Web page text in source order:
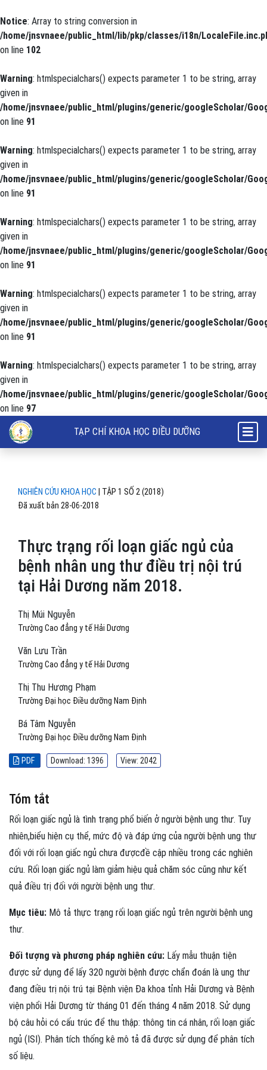
Notice: Array to string conversion in
/home/jnsvnaee/public_html/lib/pkp/classes/i18n/
on line 102
Warning: htmlspecialchars() expects parameter 1 to be string, array
given in
/home/jnsvnaee/public_html/plugins/generic/googleScholar/
on line 91
Warning: htmlspecialchars() expects parameter 1 to be string, array
given in
/home/jnsvnaee/public_html/plugins/generic/googleScholar/
on line 91
Warning: htmlspecialchars() expects parameter 1 to be string, array
given in
/home/jnsvnaee/public_html/plugins/generic/googleScholar/
on line 91
Warning: htmlspecialchars() expects parameter 1 to be string, array
given in
/home/jnsvnaee/public_html/plugins/generic/googleScholar/
on line 91
Warning: htmlspecialchars() expects parameter 1 to be string, array
given in
/home/jnsvnaee/public_html/plugins/generic/googleScholar/
on line 97
Thực trạng rối loạn giấc ngủ của bệnh nhân ung thư điều trị nội trú
TẠP CHÍ KHOA HỌC ĐIỀU DƯỠNG
NGHIÊN CỨU KHOA HỌC TẬP 1 SỐ 2 (2018)
Thực trạng rối loạn giấc ngủ của
bệnh nhân ung thư điều trị nội trú
tại Hải Dương năm 2018.
Đã xuất bản 28-06-2018
Thị Múi Nguyễn
Trường Cao đẳng y tế Hải Dương
Văn Lưu Trần
Trường Cao đẳng y tế Hải Dương
Thị Thu Hương Phạm
Trường Đại học Điều dưỡng Nam Định
Bá Tâm Nguyễn
Trường Đại học Điều dưỡng Nam Định
PDF Download: 1396 View: 2042
Tóm tắt
Rối loạn giấc ngủ là tình trạng phổ biến ở người bệnh ung thư. Tuy
nhiên,biểu hiện cụ thể, mức độ và đáp ứng của người bệnh ung thư
đối với rối loạn giấc ngủ chưa đượcđề cập nhiều trong các nghiên
cứu. Rối loạn giấc ngủ làm giảm hiệu quả chăm sóc cũng như kết
quả điều trị đối với người bệnh ung thư.
Mục tiêu: Mô tả thực trạng rối loạn giấc ngủ trên người bệnh ung
thư.
Đối tượng và phương pháp nghiên cứu: Lấy mẫu thuận tiện
được sử dụng để lấy 320 người bệnh được chẩn đoán là ung thư
đang điều trị nội trú tại Bệnh viện Đa khoa tỉnh Hải Dương và Bệnh
viện phổi Hải Dương từ tháng 01 đến tháng 4 năm 2018. Sử dụng
bộ câu hỏi có cấu trúc để thu thập: thông tin cá nhân, rối loạn giấc
ngủ (ISI). Phân tích thống kê mô tả đã được sử dụng để phân tích
số liệu.